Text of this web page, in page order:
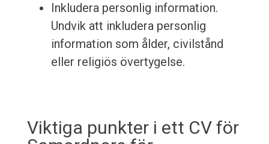
Inkludera personlig information.
Undvik att inkludera personlig
information som ålder, civilstånd
eller religiös övertygelse.
Viktiga punkter i ett CV för